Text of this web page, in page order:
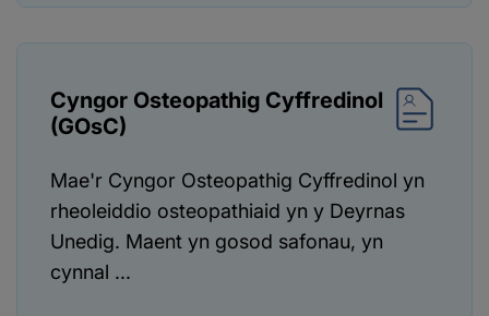
Cyngor Osteopathig Cyffredinol
(GOsC)
Mae'r Cyngor Osteopathig Cyffredinol yn
rheoleiddio osteopathiaid yn y Deyrnas
Unedig. Maent yn gosod safonau, yn
cynnal ...